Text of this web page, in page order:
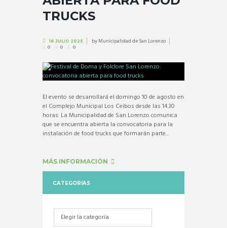
TRUCKS
16 JULIO 2025 byMunicipalidad de San Lorenzo
0 0 0
El evento se desarrollará el domingo 10 de agosto en
el Complejo Municipal Los Ceibos desde las 14.30
horas. La Municipalidad de San Lorenzo comunica
que se encuentra abierta la convocatoria para la
instalación de food trucks que formarán parte...
MÁS INFORMACIÓN
CATEGORIAS
Categorias